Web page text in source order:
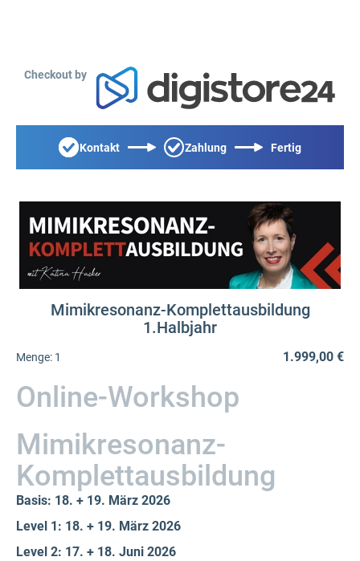
Checkout by
Kontakt Zahlung Fertig
Mimikresonanz-Komplettausbildung
1.Halbjahr
Menge: 1 1.999,00 €
Online-Workshop
Mimikresonanz-
Komplettausbildung
Basis: 18. + 19. März 2026
Level 1: 18. + 19. März 2026
Level 2: 17. + 18. Juni 2026